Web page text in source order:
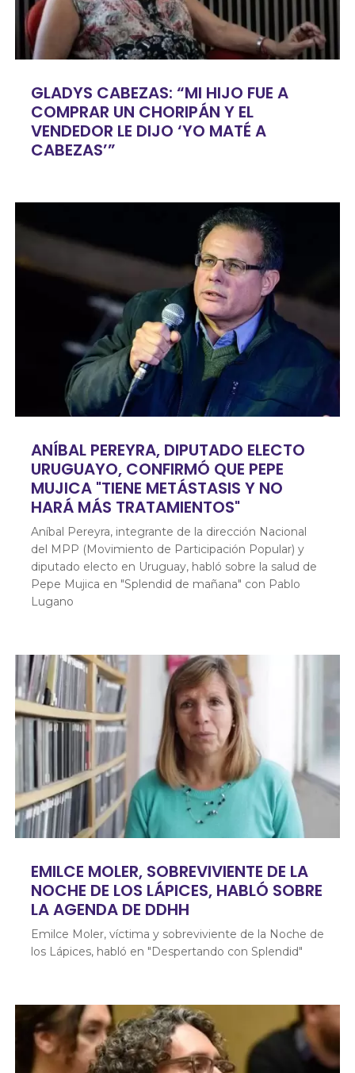
GLADYS CABEZAS: “MI HIJO FUE A
COMPRAR UN CHORIPÁN Y EL
VENDEDOR LE DIJO ‘YO MATÉ A
CABEZAS’”
ANÍBAL PEREYRA, DIPUTADO ELECTO
URUGUAYO, CONFIRMÓ QUE PEPE
MUJICA "TIENE METÁSTASIS Y NO
HARÁ MÁS TRATAMIENTOS"
Aníbal Pereyra, integrante de la dirección Nacional
del MPP (Movimiento de Participación Popular) y
diputado electo en Uruguay, habló sobre la salud de
Pepe Mujica en "Splendid de mañana" con Pablo
Lugano
EMILCE MOLER, SOBREVIVIENTE DE LA
NOCHE DE LOS LÁPICES, HABLÓ SOBRE
LA AGENDA DE DDHH
Emilce Moler, víctima y sobreviviente de la Noche de
los Lápices, habló en "Despertando con Splendid"